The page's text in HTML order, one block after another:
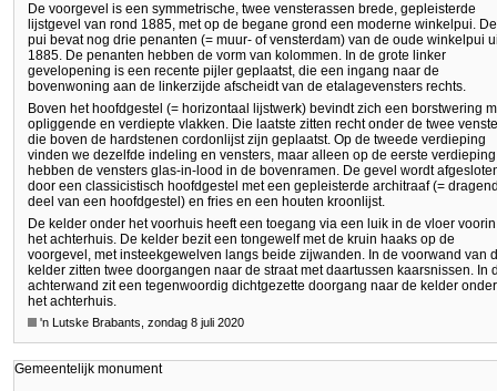
De voorgevel is een symmetrische, twee vensterassen brede, gepleisterde
lijstgevel van rond 1885, met op de begane grond een moderne winkelpui. De
pui bevat nog drie penanten (= muur- of vensterdam) van de oude winkelpui
1885. De penanten hebben de vorm van kolommen. In de grote linker
gevelopening is een recente pijler geplaatst, die een ingang naar de
bovenwoning aan de linkerzijde afscheidt van de etalagevensters rechts.
Boven het hoofdgestel (= horizontaal lijstwerk) bevindt zich een borstwering
opliggende en verdiepte vlakken. Die laatste zitten recht onder de twee
die boven de hardstenen cordonlijst zijn geplaatst. Op de tweede verdieping
vinden we dezelfde indeling en vensters, maar alleen op de eerste verdieping
hebben de vensters glas-in-lood in de bovenramen. De gevel wordt
door een classicistisch hoofdgestel met een gepleisterde architraaf (=
deel van een hoofdgestel) en fries en een houten kroonlijst.
De kelder onder het voorhuis heeft een toegang via een luik in de vloer voorin
het achterhuis. De kelder bezit een tongewelf met de kruin haaks op de
voorgevel, met insteekgewelven langs beide zijwanden. In de voorwand van
kelder zitten twee doorgangen naar de straat met daartussen kaarsnissen. In
achterwand zit een tegenwoordig dichtgezette doorgang naar de kelder onder
het achterhuis.
'n Lutske Brabants, zondag 8 juli 2020
Gemeentelijk monument